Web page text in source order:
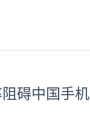
碍中国手机